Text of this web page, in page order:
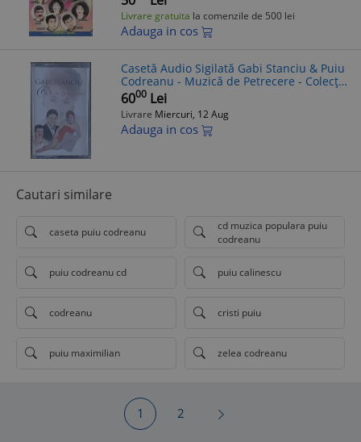
Livrare gratuita la comenzile de 500 lei
Adauga in cos
Casetă Audio Sigilată Gabi Stanciu & Puiu
Codreanu - Muzică de Petrecere - Colecție
Rară
6000 Lei
Livrare Miercuri, 12 Aug
Adauga in cos
Cautari similare
caseta puiu codreanu
cd muzica populara puiu
codreanu
puiu codreanu cd puiu calinescu
codreanu cristi puiu
puiu maximilian zelea codreanu
1 2